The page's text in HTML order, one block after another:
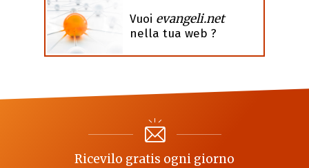
Vuoi evangeli.net
nella tua web ?
Ricevilo gratis ogni giorno